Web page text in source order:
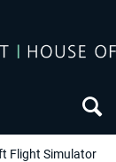
Flight Simulator